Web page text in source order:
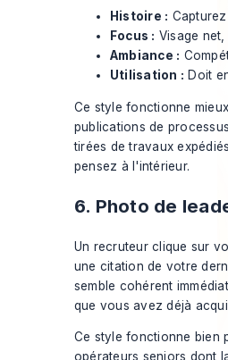
Histoire :
Focus : Visage
Ambiance :
Utilisation : Doit
Ce style fonctionne
publications de
tirées de travaux
pensez à l'intérieur.
6. Photo de
Un recruteur clique sur
une citation de votre
semble cohérent
que vous avez déjà
Ce style fonctionne bien
opérateurs seniors dont